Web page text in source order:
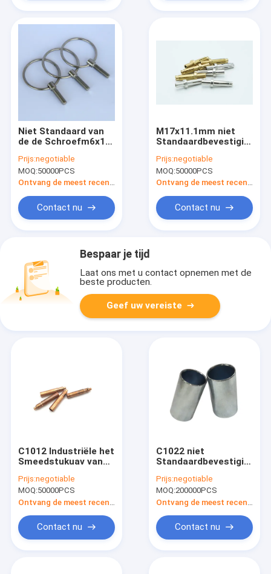
Niet Standaard van
de de Schroefm6x16
Roestvrij staaloog
Koud het
Smeedstukc1022
Prijs:negotiable
MOQ:50000PCS
Ontvang de meest recente Prijs
Contact nu
M17x11.1mm niet
Eindc1008 voor
Golfkar
Prijs:negotiable
MOQ:50000PCS
Ontvang de meest recente Prijs
Contact nu
Bespaar je tijd
Laat ons met u contact opnemen met de
beste producten.
Geef uw vereiste
C1012 Industriële het
Smeedstukuav van
Koude Controle
Eindm17x11.1mm
Prijs:negotiable
MOQ:50000PCS
Contact nu
C1022 niet
Lineaire Schacht
14x26mm Grootte
Prijs:negotiable
MOQ:200000PCS
Contact nu